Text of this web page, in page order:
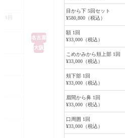
名古屋
大阪
1回
目から下 5回セット
¥580,800（税込）
額 1回
¥33,000（税込）
こめかみから頬上部 1回
¥33,000（税込）
頬下部 1回
¥33,000（税込）
眉間から鼻 1回
¥33,000（税込）
口周囲 1回
¥33,000（税込）